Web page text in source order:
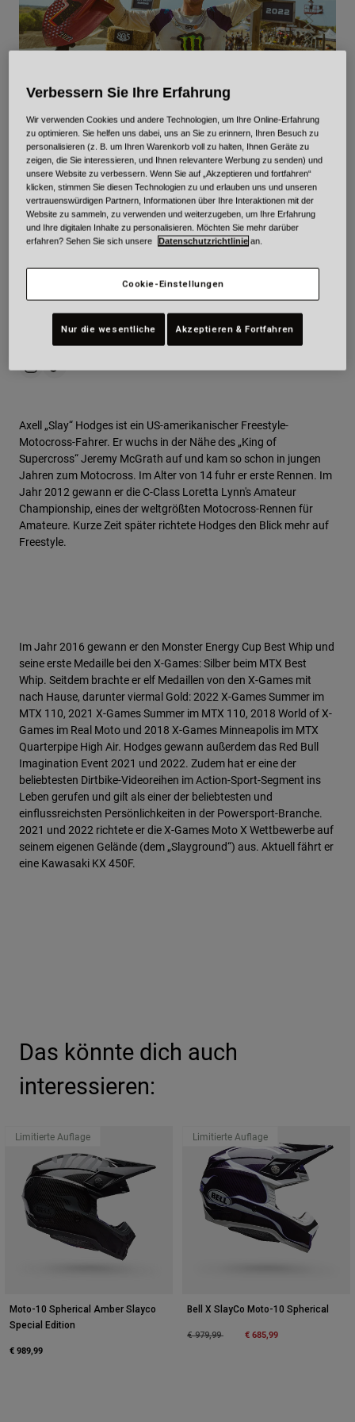
Adventure
Ersatzteile
Alle Artikel anzeigen
Urban
Ersatzteile
Alle Artikel anzeigen
Freestyle
AXELL HODGES
DOB:08/19/1996
Team:Monster Energy Pro Circuit Kawasaki
Axell „Slay“ Hodges ist ein US-amerikanischer Freestyle-
Motocross-Fahrer. Er wuchs in der Nähe des „King of
Supercross“ Jeremy McGrath auf und kam so schon in jungen
Jahren zum Motocross. Im Alter von 14 fuhr er erste Rennen. Im
Jahr 2012 gewann er die C-Class Loretta Lynn's Amateur
Championship, eines der weltgrößten Motocross-Rennen für
Amateure. Kurze Zeit später richtete Hodges den Blick mehr auf
Freestyle.
Im Jahr 2016 gewann er den Monster Energy Cup Best Whip und
seine erste Medaille bei den X-Games: Silber beim MTX Best
Whip. Seitdem brachte er elf Medaillen von den X-Games mit
nach Hause, darunter viermal Gold: 2022 X-Games Summer im
MTX 110, 2021 X-Games Summer im MTX 110, 2018 World of X-
Games im Real Moto und 2018 X-Games Minneapolis im MTX
Quarterpipe High Air. Hodges gewann außerdem das Red Bull
Imagination Event 2021 und 2022. Zudem hat er eine der
beliebtesten Dirtbike-Videoreihen im Action-Sport-Segment ins
Leben gerufen und gilt als einer der beliebtesten und
einflussreichsten Persönlichkeiten in der Powersport-Branche.
2021 und 2022 richtete er die X-Games Moto X Wettbewerbe auf
seinem eigenen Gelände (dem „Slayground“) aus. Aktuell fährt er
eine Kawasaki KX 450F.
Das könnte dich auch
interessieren:
Limitierte Auflage
Moto-10 Spherical Amber Slayco
Special Edition
€ 989,99
Limitierte Auflage
Bell X SlayCo Moto-10 Spherical
Price reduced from
€ 979,99 € 685,99
Verbessern Sie Ihre Erfahrung
Wir verwenden Cookies und andere Technologien, um Ihre Online-Erfahrung
zu optimieren. Sie helfen uns dabei, uns an Sie zu erinnern, Ihren Besuch zu
personalisieren (z. B. um Ihren Warenkorb voll zu halten, Ihnen Geräte zu
zeigen, die Sie interessieren, und Ihnen relevantere Werbung zu senden) und
unsere Website zu verbessern. Wenn Sie auf „Akzeptieren und fortfahren“
klicken, stimmen Sie diesen Technologien zu und erlauben uns und unseren
vertrauenswürdigen Partnern, Informationen über Ihre Interaktionen mit der
Website zu sammeln, zu verwenden und weiterzugeben, um Ihre Erfahrung
und Ihre digitalen Inhalte zu personalisieren. Möchten Sie mehr darüber
erfahren? Sehen Sie sich unsere
Datenschutzrichtlinie an.
Cookie-Einstellungen
Nur die wesentliche Akzeptieren & Fortfahren